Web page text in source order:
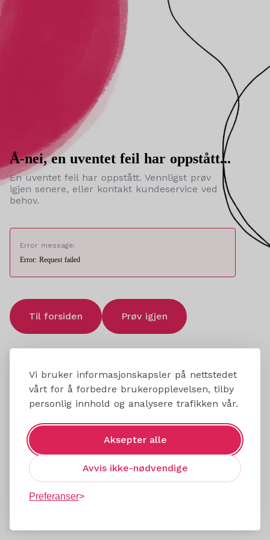
Vi bruker informasjonskapsler på nettstedet
vårt for å forbedre brukeropplevelsen, tilby
personlig innhold og analysere trafikken vår.
Aksepter alle
Avvis ikke-nødvendige
Preferanser
Å-nei, en uventet feil har oppstått...
En uventet feil har oppstått. Vennligst prøv
igjen senere, eller kontakt kundeservice ved
behov.
Error message:
Error: Request failed
Til forsiden Prøv igjen